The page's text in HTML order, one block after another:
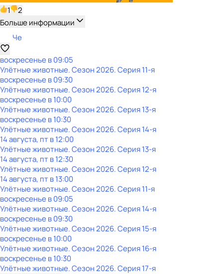
1
2
Больше информации
Че
воскресенье в09:05
Улётные животные. Сезон 2026. Серия 11-я
воскресенье в09:30
Улётные животные. Сезон 2026. Серия 12-я
воскресенье в10:00
Улётные животные. Сезон 2026. Серия 13-я
воскресенье в10:30
Улётные животные. Сезон 2026. Серия 14-я
14 августа, пт в 12:00
Улётные животные. Сезон 2026. Серия 13-я
14 августа, пт в 12:30
Улётные животные. Сезон 2026. Серия 12-я
14 августа, пт в 13:00
Улётные животные. Сезон 2026. Серия 11-я
воскресенье в09:05
Улётные животные. Сезон 2026. Серия 14-я
воскресенье в09:30
Улётные животные. Сезон 2026. Серия 15-я
воскресенье в10:00
Улётные животные. Сезон 2026. Серия 16-я
воскресенье в10:30
Улётные животные. Сезон 2026. Серия 17-я